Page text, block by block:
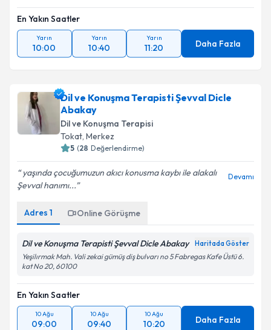
En Yakın Saatler
Yarın
10:00
Yarın
10:40
Yarın
11:20 Daha Fazla
Dil ve Konuşma Terapisti Şevval Dicle
Abakay
Dil ve Konuşma Terapisi
Tokat, Merkez
5 (28 Değerlendirme)
yaşında çocuğumuzun akıcı konusma kaybı ile alakalı
Şevval hanımı...
Devamı
Adres 1 Online Görüşme
Dil ve Konuşma Terapisti Şevval Dicle Abakay Haritada Göster
Yeşilırmak Mah. Vali zekai gümüş diş bulvarı no 5 Fabregas Kafe Üstü 6.
kat No 20, 60100
En Yakın Saatler
10 Ağu
09:00
10 Ağu
09:40
10 Ağu
10:20 Daha Fazla